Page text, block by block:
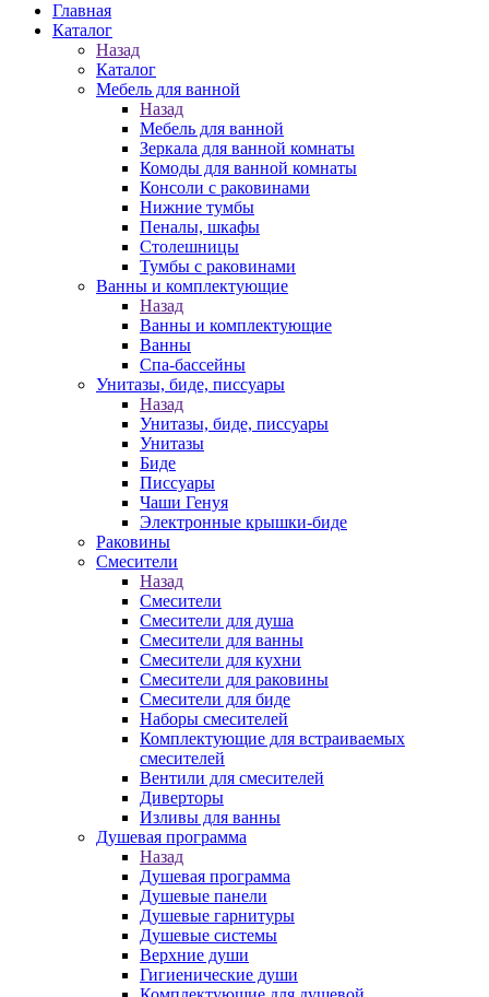
Главная
Каталог
Назад
Каталог
Мебель для ванной
Назад
Мебель для ванной
Зеркала для ванной комнаты
Комоды для ванной комнаты
Консоли с раковинами
Нижние тумбы
Пеналы, шкафы
Столешницы
Тумбы с раковинами
Ванны и комплектующие
Назад
Ванны и комплектующие
Ванны
Спа-бассейны
Унитазы, биде, писсуары
Назад
Унитазы, биде, писсуары
Унитазы
Биде
Писсуары
Чаши Генуя
Электронные крышки-биде
Раковины
Смесители
Назад
Смесители
Смесители для душа
Смесители для ванны
Смесители для кухни
Смесители для раковины
Смесители для биде
Наборы смесителей
Комплектующие для встраиваемых
смесителей
Вентили для смесителей
Диверторы
Изливы для ванны
Душевая программа
Назад
Душевая программа
Душевые панели
Душевые гарнитуры
Душевые системы
Верхние души
Гигиенические души